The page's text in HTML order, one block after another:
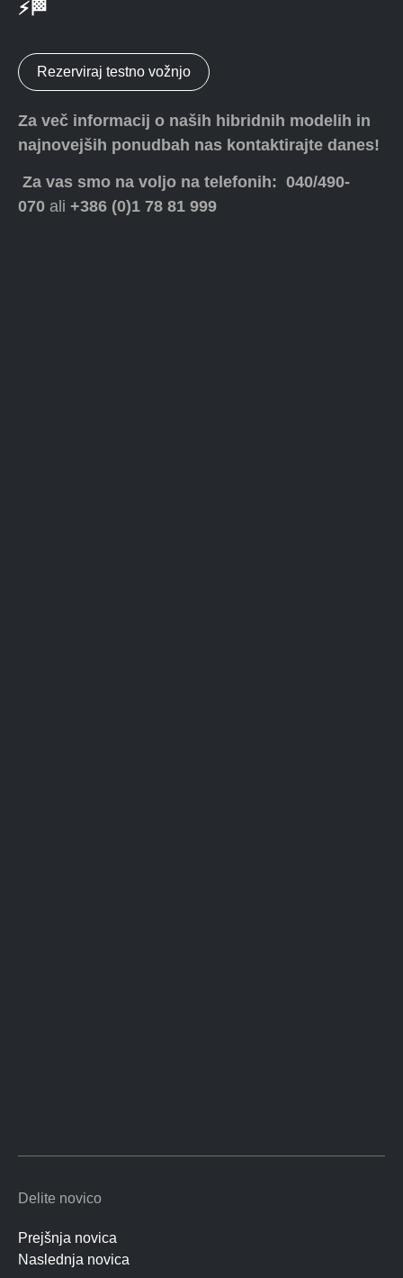
⚡🏁
Rezerviraj testno vožnjo
Za več informacij o naših hibridnih modelih in
najnovejših ponudbah nas kontaktirajte danes!
Za vas smo na voljo na telefonih: 040/490-
070 ali +386 (0)1 78 81 999
Delite novico
Prejšnja novica
Naslednja novica